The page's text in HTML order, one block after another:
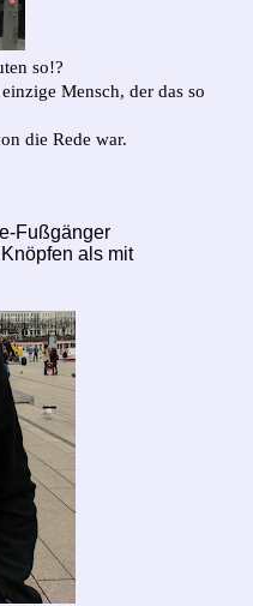
so!?
Mensch, der das so
die Rede war.
Fußgänger
als mit